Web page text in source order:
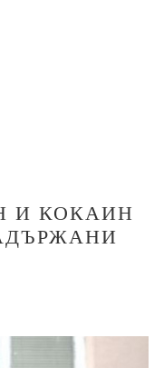
И КОКАИН